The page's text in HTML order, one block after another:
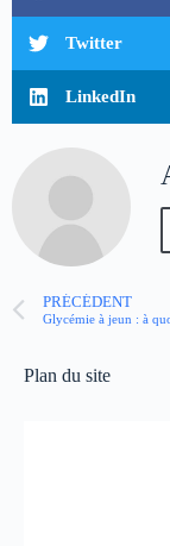
Twitter
LinkedIn
PRÉCÉDENT
Plan du site